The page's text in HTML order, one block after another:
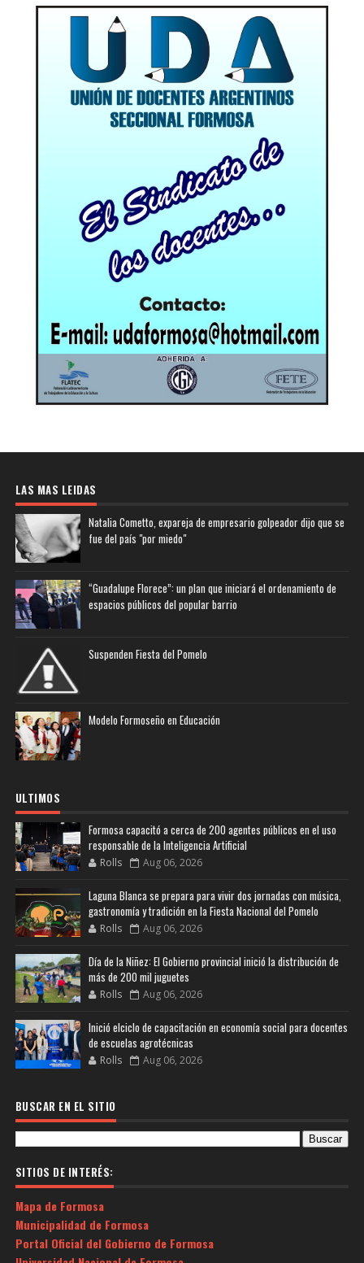
LAS MAS LEIDAS
Natalia Cometto, expareja de empresario golpeador dijo que se
fue del país "por miedo"
“Guadalupe Florece”: un plan que iniciará el ordenamiento de
espacios públicos del popular barrio
Suspenden Fiesta del Pomelo
Modelo Formoseño en Educación
ULTIMOS
Formosa capacitó a cerca de 200 agentes públicos en el uso
responsable de la Inteligencia Artificial
Rolls Aug 06, 2026
Laguna Blanca se prepara para vivir dos jornadas con música,
gastronomía y tradición en la Fiesta Nacional del Pomelo
Rolls Aug 06, 2026
Día de la Niñez: El Gobierno provincial inició la distribución de
más de 200 mil juguetes
Rolls Aug 06, 2026
Inició elciclo de capacitación en economía social para docentes
de escuelas agrotécnicas
Rolls Aug 06, 2026
BUSCAR EN EL SITIO
SITIOS DE INTERÉS:
Mapa de Formosa
Municipalidad de Formosa
Portal Oficial del Gobierno de Formosa